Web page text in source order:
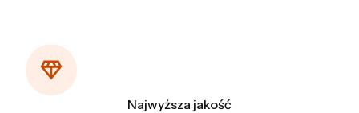
Najwyższa jakość